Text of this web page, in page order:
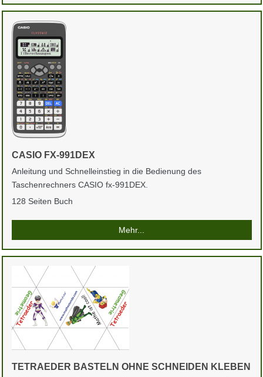
CASIO FX-991DEX
Anleitung und Schnelleinstieg in die Bedienung des
Taschenrechners CASIO fx-991DEX.
128 Seiten Buch
Mehr...
TETRAEDER BASTELN OHNE SCHNEIDEN KLEBEN